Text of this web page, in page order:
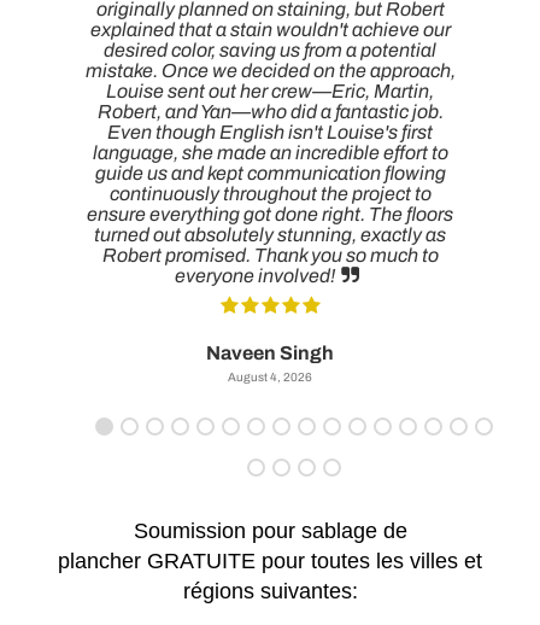
originally planned on staining, but Robert
explained that a stain wouldn't achieve our
desired color, saving us from a potential
mistake. Once we decided on the approach,
Louise sent out her crew—Eric, Martin,
Robert, and Yan—who did a fantastic job.
Even though English isn't Louise's first
language, she made an incredible effort to
guide us and kept communication flowing
continuously throughout the project to
ensure everything got done right. The floors
turned out absolutely stunning, exactly as
Robert promised. Thank you so much to
everyone involved!
Naveen Singh
August 4, 2026
Soumission pour sablage de
plancher GRATUITE pour toutes les villes et
régions suivantes: